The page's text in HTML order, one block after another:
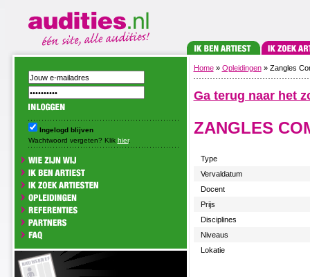
Ingelogd blijven
Wachtwoord vergeten? Klik hier.
Home » Opleidingen » Zangles
Ga terug naar het
ZANGLES
Type
Vervaldatum
Docent
Prijs
Disciplines
Niveaus
Lokatie